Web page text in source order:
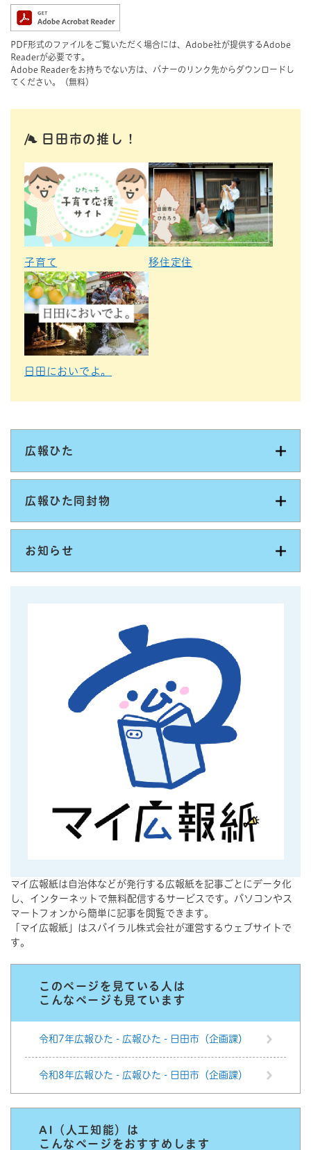
PDF形式のファイルをご覧いただく場合には、Adobe社が提供するAdobe
Readerが必要です。
Adobe Readerをお持ちでない方は、バナーのリンク先からダウンロードし
てください。（無料）
日田市の推し！
子育て 移住定住
日田においでよ。
広報ひた
広報ひた同封物
お知らせ
マイ広報紙は自治体などが発行する広報紙を記事ごとにデータ化
し、インターネットで無料配信するサービスです。パソコンやス
マートフォンから簡単に記事を閲覧できます。
「マイ広報紙」はスパイラル株式会社が運営するウェブサイトで
す。
このページを見ている人は
こんなページも見ています
令和7年広報ひた - 広報ひた - 日田市（企画課）
令和8年広報ひた - 広報ひた - 日田市（企画課）
AI（人工知能）は
こんなページをおすすめします